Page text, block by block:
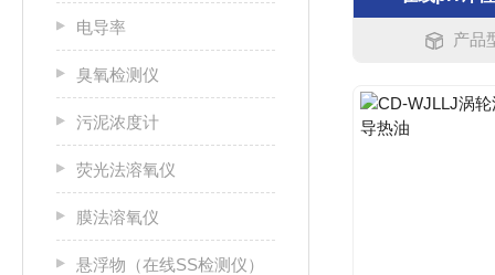
电导率
臭氧检测仪
污泥浓度计
荧光法溶氧仪
膜法溶氧仪
悬浮物（在线SS检测仪）
产品